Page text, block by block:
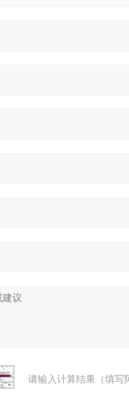
请输入计算结果（填写